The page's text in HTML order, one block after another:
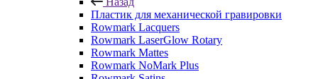
Пластик для механической гравировки
Rowmark Lacquers
Rowmark LaserGlow Rotary
Rowmark Mattes
Rowmark NoMark Plus